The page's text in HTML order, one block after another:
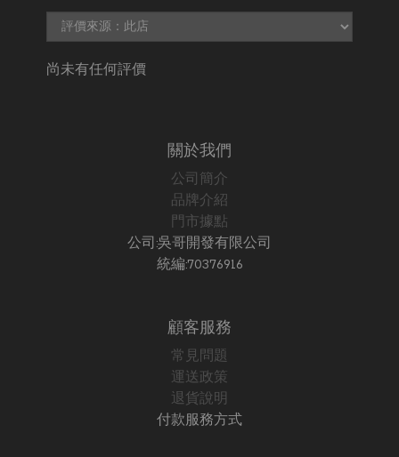
尚未有任何評價
關於我們
公司簡介
品牌介紹
門市據點
公司:吳哥開發有限公司
統編:70376916
顧客服務
常見問題
運送政策
退貨說明
付款服務方式